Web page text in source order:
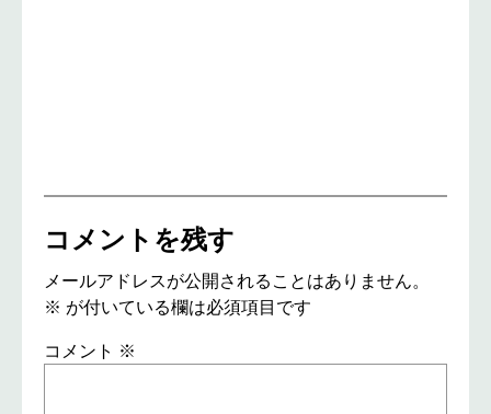
コメントを残す
メールアドレスが公開されることはありません。
※ が付いている欄は必須項目です
コメント ※